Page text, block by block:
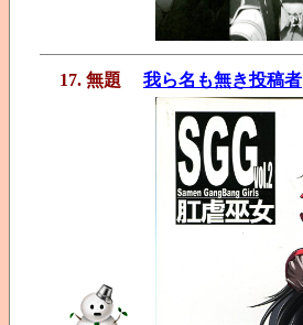
17. 無題 我ら名も無き投稿者